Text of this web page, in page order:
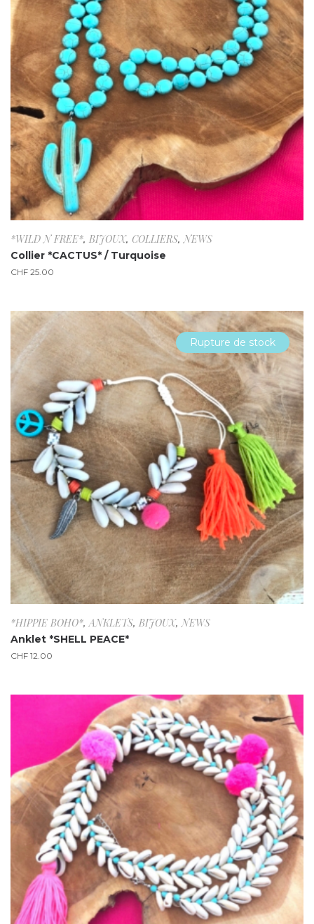
*WILD N FREE*, BIJOUX, COLLIERS, NEWS
Collier *CACTUS* / Turquoise
CHF 25.00
Rupture de stock
*HIPPIE BOHO*, ANKLETS, BIJOUX, NEWS
Anklet *SHELL PEACE*
CHF 12.00